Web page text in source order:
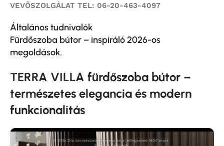
VEVŐSZOLGÁLAT TEL: 06-20-463-4097
Általános tudnivalók
Fürdőszoba bútor – inspiráló 2026-os
megoldások.
TERRA VILLA fürdőszoba bútor –
természetes elegancia és modern
funkcionalitás